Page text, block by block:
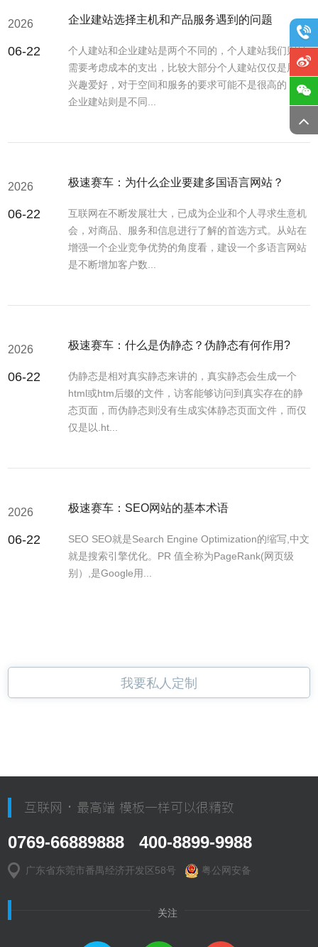
2026
06-22
企业建站选择主机和产品服务遇到的问题
个人建站和企业建站是两个不同的，个人建站我们则是
需要考虑成本的支出，比较大部分个人建站仅仅是用于
兴趣爱好，对于空间和服务的要求可能不是很高的，而
企业建站则是不同...
2026
06-22
极速赛车：为什么企业要建多国语言网站？
互联网在不断发展壮大，已成为企业和个人寻求生意机
会，对商品、服务和信息进行了解的首选方式。从站在
增强一个企业竞争优势的角度看，建设一个多语言网站
是不断增加客户数...
2026
06-22
极速赛车：什么是伪静态？伪静态有何作用?
伪静态是相对真实静态来讲的，真实静态会生成一个
html或htm后缀的文件，访客能够访问到真实存在的静
态页面，而伪静态则没有生成实体静态页面文件，而仅
仅是以.ht...
2026
06-22
极速赛车：SEO网站的基本术语
SEO SEO就是Search Engine Optimization的缩写,中文
就是搜索引擎优化。PR 值全称为PageRank(网页级
别）,是Google用...
我要私人定制
互联网 · 最高端 模板一样可以很精致
0769-66889888 400-8899-9988
广东省东莞市番禺经济开发区58号 粤公网安备
关注